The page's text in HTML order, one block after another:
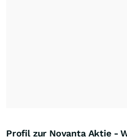
Profil zur Novanta Aktie -